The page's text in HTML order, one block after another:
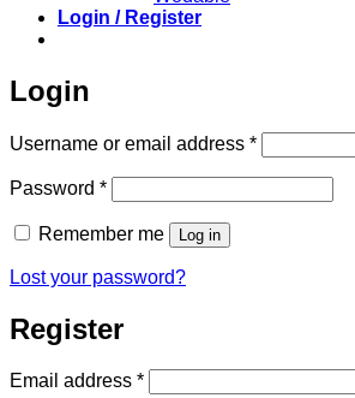
Login / Register
Login
Username or email address *Required
Password *Required
Remember me Log in
Lost your password?
Register
Email address *Required